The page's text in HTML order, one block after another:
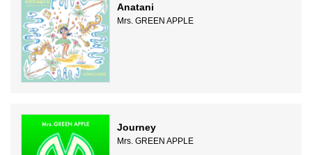
Anatani
Mrs. GREEN APPLE
Journey
Mrs. GREEN APPLE